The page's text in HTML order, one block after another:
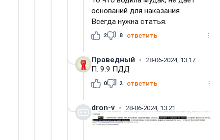
оснований для наказания.
Всегда нужна статья.
2 8 ответить
Праведный 28-06-2024, 13:17
П. 9.9 ПДД
0 2 ответить
dron-v 28-06-2024, 13:21